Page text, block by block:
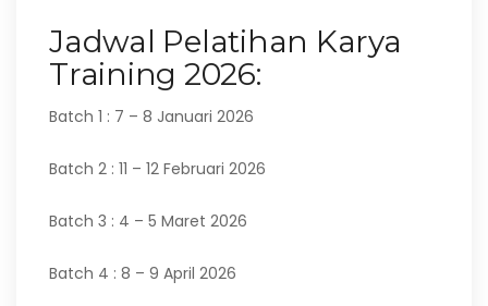
Jadwal Pelatihan Karya
Training 2026:
Batch 1 : 7 – 8 Januari 2026
Batch 2 : 11 – 12 Februari 2026
Batch 3 : 4 – 5 Maret 2026
Batch 4 : 8 – 9 April 2026